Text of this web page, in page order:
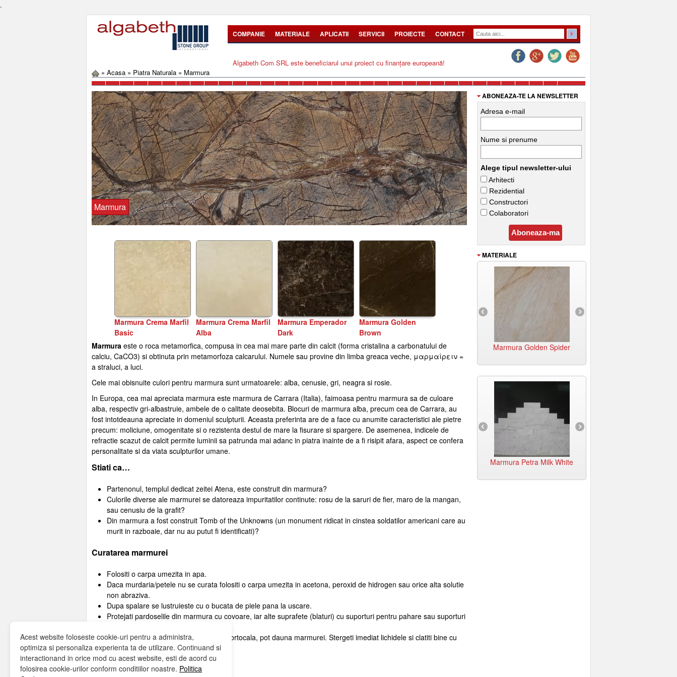
.
Acest website foloseste cookie-uri pentru a administra,
optimiza si personaliza experienta ta de utilizare. Continuand si
interactionand in orice mod cu acest website, esti de acord cu
folosirea cookie-urilor conform conditiilor noastre. Politica
COMPANIE MATERIALE APLICATII SERVICII PROIECTE CONTACT
Algabeth Com SRL este beneficiarul unui proiect cu finanțare europeană!
» Acasa » Piatra Naturala » Marmura
Marmura
Marmura Crema Marfil
Basic
Marmura Crema Marfil
Alba
Marmura Emperador
Dark
Marmura Golden
Brown
Marmura Petra Black
Marmura este o roca metamorfica, compusa in cea mai mare parte din calcit (forma cristalina a carbonatului de
calciu, CaCO3) si obtinuta prin metamorfoza calcarului. Numele sau provine din limba greaca veche, μαρμαίρειν =
a straluci, a luci.
Cele mai obisnuite culori pentru marmura sunt urmatoarele: alba, cenusie, gri, neagra si rosie.
In Europa, cea mai apreciata marmura este marmura de Carrara (Italia), faimoasa pentru marmura sa de culoare
alba, respectiv gri-albastruie, ambele de o calitate deosebita. Blocuri de marmura alba, precum cea de Carrara, au
fost intotdeauna apreciate in domeniul sculpturii. Aceasta preferinta are de a face cu anumite caracteristici ale pietre
precum: moliciune, omogenitate si o rezistenta destul de mare la fisurare si spargere. De asemenea, indicele de
refractie scazut de calcit permite luminii sa patrunda mai adanc in piatra inainte de a fi risipit afara, aspect ce confera
personalitate si da viata sculpturilor umane.
Stiati ca…
Partenonul, templul dedicat zeitei Atena, este construit din marmura?
Culorile diverse ale marmurei se datoreaza impuritatilor continute: rosu de la saruri de fier, maro de la mangan,
sau cenusiu de la grafit?
Din marmura a fost construit Tomb of the Unknowns (un monument ridicat in cinstea soldatilor americani care au
murit in razboaie, dar nu au putut fi identificati)?
Curatarea marmurei
Folositi o carpa umezita in apa.
Daca murdaria/petele nu se curata folositi o carpa umezita in acetona, peroxid de hidrogen sau orice alta solutie
non abraziva.
Dupa spalare se lustruieste cu o bucata de piele pana la uscare.
Protejati pardoselile din marmura cu covoare, iar alte suprafete (blaturi) cu suporturi pentru pahare sau suporturi
Otetul, vinul, acidul citric din sucul de portocala, pot dauna marmurei. Stergeti imediat lichidele si clatiti bine cu
apa.
ABONEAZA-TE LA NEWSLETTER
Adresa e-mail
Nume si prenume
Alege tipul newsletter-ului
Arhitecti
Rezidential
Constructori
Colaboratori
MATERIALE
Marmura Petra Milk White Marmura Golden Spider
Marmura Petra Milk White